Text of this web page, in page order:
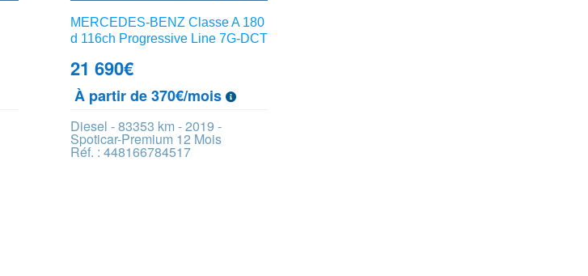
MERCEDES-BENZ Classe A 180
d 116ch Progressive Line 7G-DCT
21 690€
À partir de 370€/mois
Diesel - 83353 km - 2019 -
Spoticar-Premium 12 Mois
Réf. : 448166784517